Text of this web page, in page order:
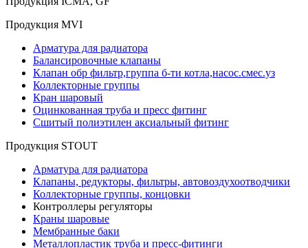
Продукция MVI
Арматура для радиатора
Балансировочные клапаны
Клапан обр фильтр,группа б-ти котла,насос.смес.уз
Коллекторные группы
Кран шаровый
Оцинкованная труба и пресс фитинг
Сшитый полиэтилен аксиальный фитинг
Продукция STOUT
Арматура для радиатора
Клапаны, редукторы, фильтры, автовоздухоотводчики
Коллекторные группы, концовки
Контроллеры регуляторы
Краны шаровые
Мембранные баки
Металлопластик труба и пресс-фитинги